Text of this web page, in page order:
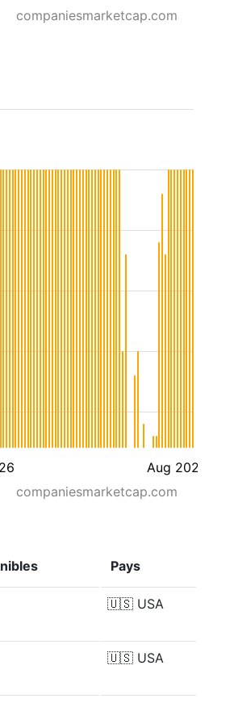
companiesmarketcap.com
Aug 2026
companiesmarketcap.com
Pays
🇺🇸 USA
🇺🇸 USA